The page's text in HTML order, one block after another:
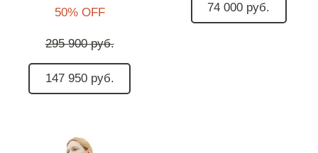
50% OFF
295 900 руб.
147 950 руб.
74 000 руб.